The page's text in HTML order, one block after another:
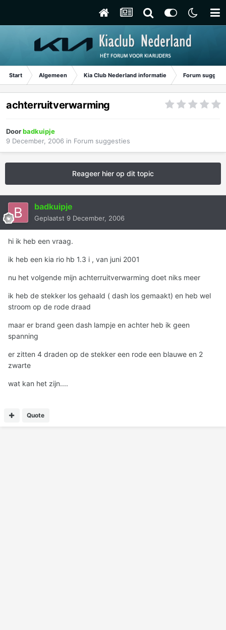
Start Algemeen Kia Club Nederland informatie Forum
achterruitverwarming
Doorbadkuipje
9 December, 2006 in Forum suggesties
Reageer hier op dit topic
badkuipje
Geplaatst 9 December, 2006
hi ik heb een vraag.
ik heb een kia rio hb 1.3 i , van juni 2001
nu het volgende mijn achterruitverwarming doet niks meer
ik heb de stekker los gehaald ( dash los gemaakt) en heb wel
stroom op de rode draad
maar er brand geen dash lampje en achter heb ik geen
spanning
er zitten 4 draden op de stekker een rode een blauwe en 2
zwarte
wat kan het zijn....
Quote